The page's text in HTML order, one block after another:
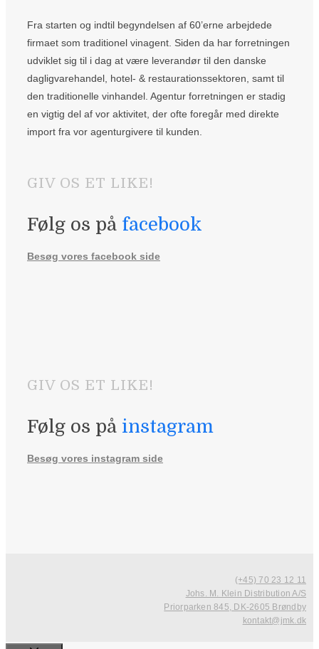
Fra starten og indtil begyndelsen af 60’erne arbejdede
firmaet som traditionel vinagent. Siden da har forretningen
udviklet sig til i dag at være leverandør til den danske
dagligvarehandel, hotel- & restaurationssektoren, samt til
den traditionelle vinhandel. Agentur forretningen er stadig
en vigtig del af vor aktivitet, der ofte foregår med direkte
import fra vor agenturgivere til kunden.
GIV OS ET LIKE!
Følg os på facebook
Besøg vores facebook side
GIV OS ET LIKE!
Følg os på instagram
Besøg vores instagram side
(+45) 70 23 12 11
Johs. M. Klein Distribution A/S
Priorparken 845, DK-2605 Brøndby
kontakt@jmk.dk